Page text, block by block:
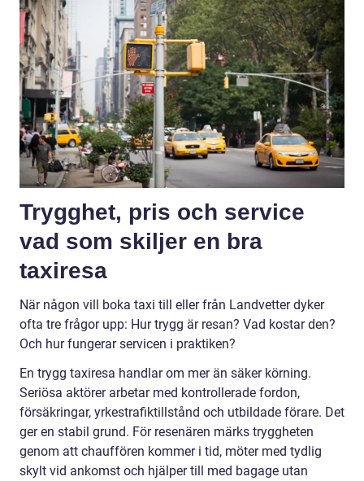
Trygghet, pris och service
vad som skiljer en bra
taxiresa
När någon vill boka taxi till eller från Landvetter dyker
ofta tre frågor upp: Hur trygg är resan? Vad kostar den?
Och hur fungerar servicen i praktiken?
En trygg taxiresa handlar om mer än säker körning.
Seriösa aktörer arbetar med kontrollerade fordon,
försäkringar, yrkestrafiktillstånd och utbildade förare. Det
ger en stabil grund. För resenären märks tryggheten
genom att chauffören kommer i tid, möter med tydlig
skylt vid ankomst och hjälper till med bagage utan